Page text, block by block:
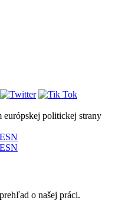
politickej strany
o našej práci.